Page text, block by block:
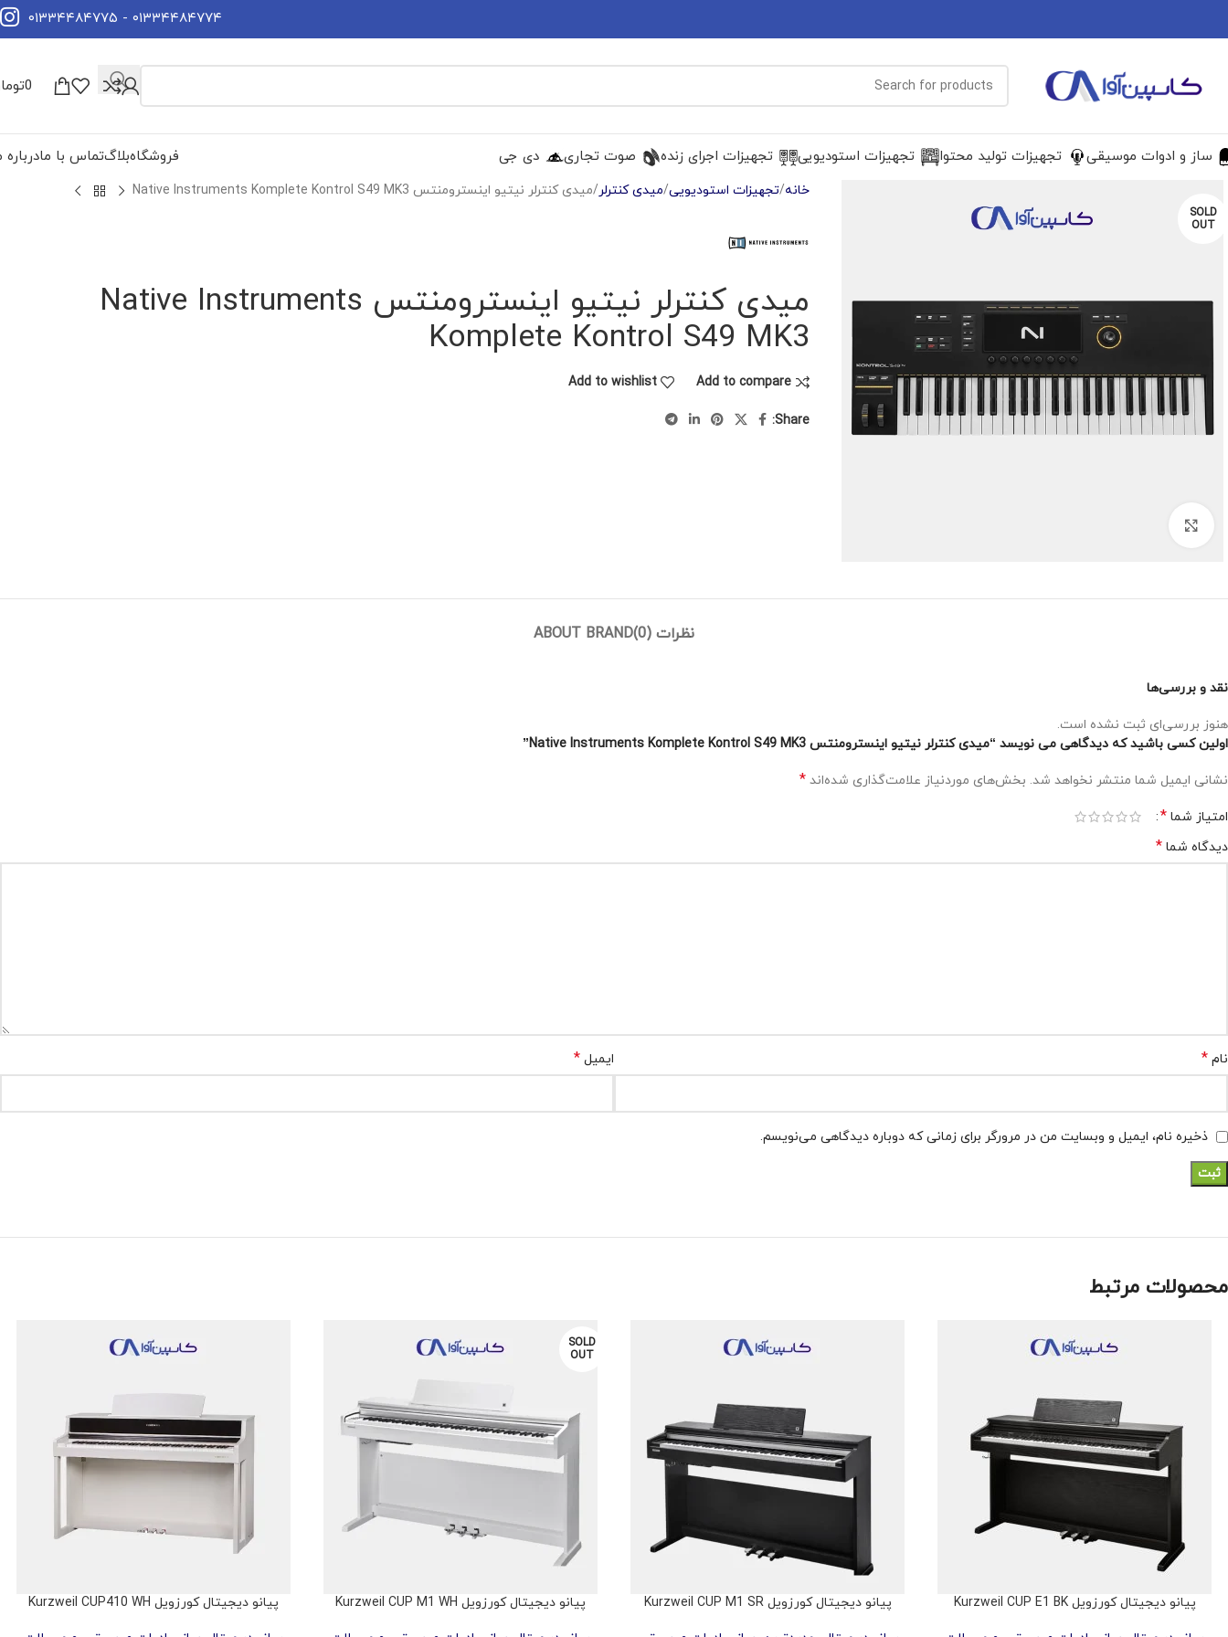
۰۱۳۳۴۴۸۴۷۷۴ - ۰۱۳۳۴۴۸۴۷۷۵
0
ساز و ادوات موسیقی تجهیزات تولید محتوا تجهیزات استودیویی تجهیزات اجرای زنده صوت تجاری دی جی فروشگاهبلاگتماس با مادرباره
SOLD
OUT
خانه تجهیزات استودیویی میدی کنترلر میدی کنترلر نیتیو اینسترومنتس Native Instruments Komplete Kontrol S49 MK3
میدی کنترلر نیتیو اینسترومنتس Native Instruments
Komplete Kontrol S49 MK3
Add to compare
Add to wishlist
Share:
نظرات (0) ABOUT BRAND
نقد و بررسی‌ها
هنوز بررسی‌ای ثبت نشده است.
اولین کسی باشید که دیدگاهی می نویسد “میدی کنترلر نیتیو اینسترومنتس Native Instruments Komplete Kontrol S49 MK3”
نشانی ایمیل شما منتشر نخواهد شد. بخش‌های موردنیاز علامت‌گذاری شده‌اند *
امتیاز شما *
دیدگاه شما *
نام * ایمیل *
ذخیره نام، ایمیل و وبسایت من در مرورگر برای زمانی که دوباره دیدگاهی می‌نویسم.
محصولات مرتبط
پیانو دیجیتال کورزویل Kurzweil CUP E1 BK پیانو دیجیتال کورزویل Kurzweil CUP M1 SR
SOLD
OUT
پیانو دیجیتال کورزویل Kurzweil CUP M1 WH پیانو دیجیتال کورزویل Kurzweil CUP410 WH